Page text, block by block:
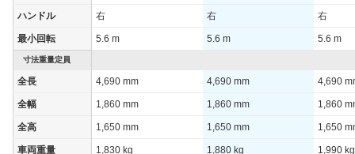
ハンドル 右 右 右
最小回転 5.6 m 5.6 m 5.6 m
寸法重量定員
全長 4,690 mm 4,690 mm 4,690
全幅 1,860 mm 1,860 mm 1,860
全高 1,650 mm 1,650 mm 1,650
車両重量 1,830 kg 1,880 kg 1,990 kg